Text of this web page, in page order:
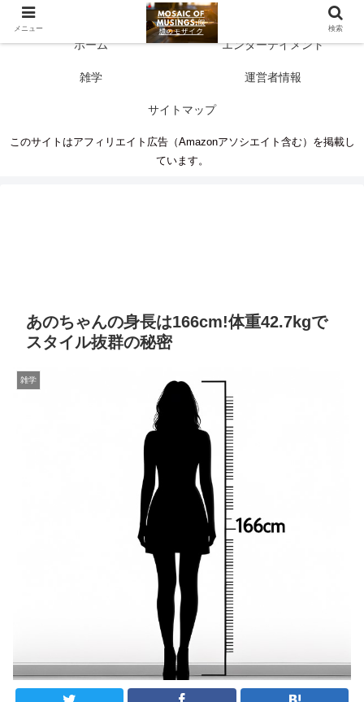
多彩な情報源 人生に新たな気づきを
ホーム エンターテイメント
雑学 運営者情報
サイトマップ
このサイトはアフィリエイト広告（Amazonアソシエイト含む）を掲載し
ています。
あのちゃんの身長は166cm!体重42.7kgで
スタイル抜群の秘密
雑学
メニュー 検索